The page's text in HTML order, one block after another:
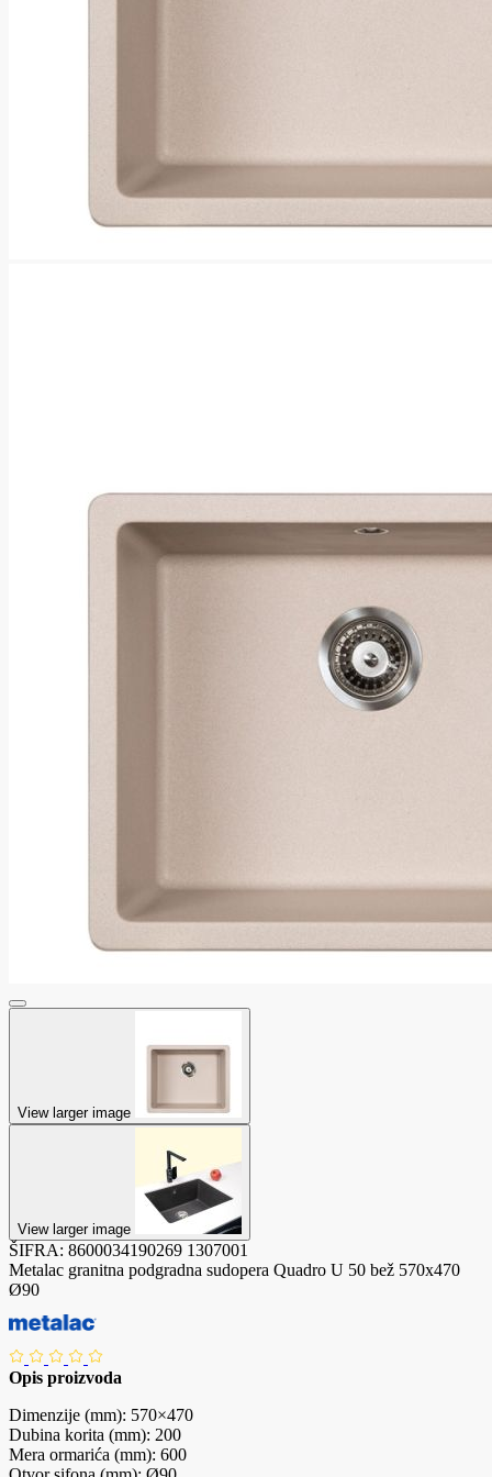
View larger image
View larger image
ŠIFRA: 8600034190269 1307001
Metalac granitna podgradna sudopera Quadro U 50 bež 570x470
Ø90
Opis proizvoda
Dimenzije (mm): 570×470
Dubina korita (mm): 200
Mera ormarića (mm): 600